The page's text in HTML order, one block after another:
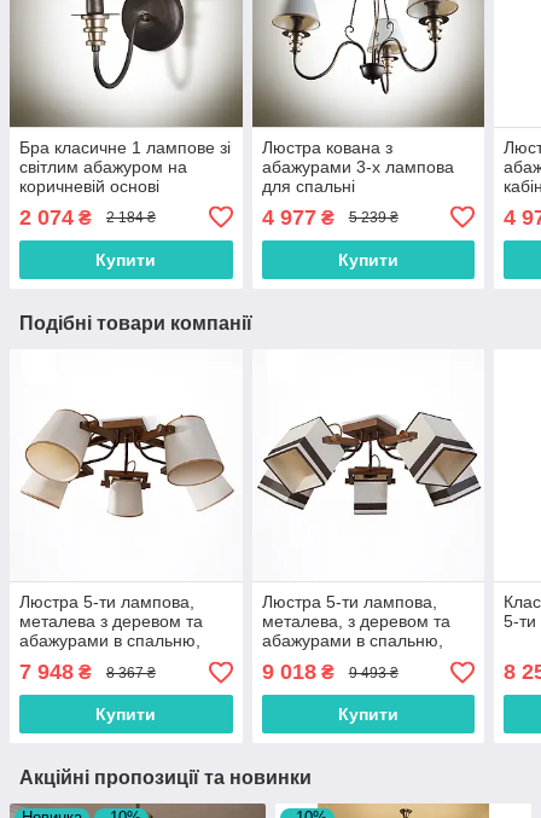
Бра класичне 1 лампове зі
світлим абажуром на
коричневій основі
2 074 ₴ 2 184 ₴
Купити
Люстра кована з
абажурами 3-х лампова
для спальні
4 977₴ 5 239 ₴
Купити
4
Подібні товари компанії
Люстра 5-ти лампова,
металева з деревом та
абажурами в спальню,
зал, вітальню
7 948 ₴ 8 367 ₴
Купити
Люстра 5-ти лампова,
металева, з деревом та
абажурами в спальню,
зал, вітальню
9 018₴ 9 493 ₴
Купити
5-
8
Акційні пропозиції та новинки